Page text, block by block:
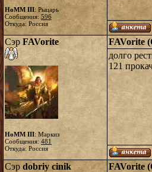
HoMM III: Рыцарь
Сообщения: 596
Откуда: Россия
Сэр FAVorite
HoMM III: Маркиз
Сообщения: 481
Откуда: Россия
FAVorite
долго
121
Сэр dobriy cinik FAVorite